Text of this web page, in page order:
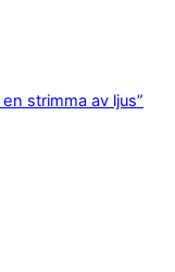
strimma av ljus”